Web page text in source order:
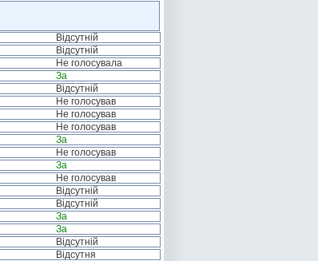
Відсутній
Відсутній
Не голосувала
За
Відсутній
Не голосував
Не голосував
Не голосував
За
Не голосував
За
Не голосував
Відсутній
Відсутній
За
За
Відсутній
Відсутня